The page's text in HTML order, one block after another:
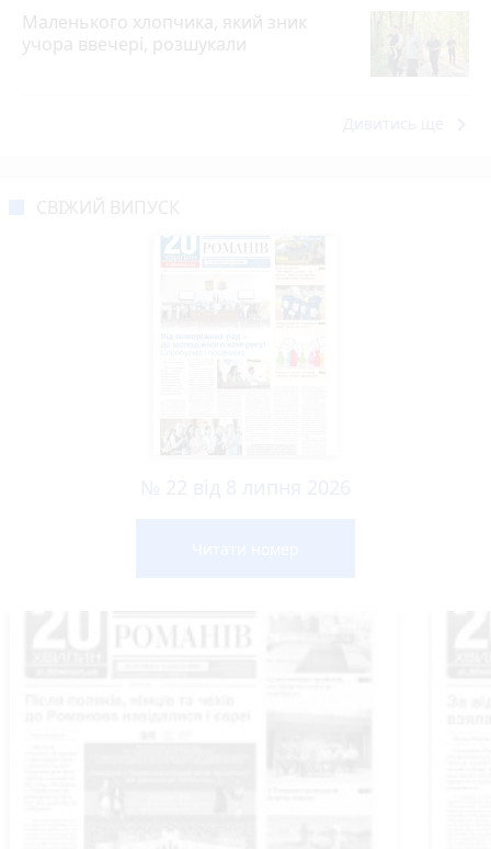
Маленького хлопчика, який зник
учора ввечері, розшукали